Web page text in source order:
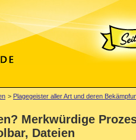
> Plagegeister aller Art und deren
Merkwürdige
Dateien